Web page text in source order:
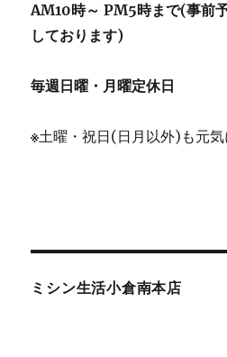
AM10時～ PM5時まで(事前
しております)
毎週日曜・月曜定休日
※土曜・祝日(日月以外)も元
ミシン生活小倉南本店